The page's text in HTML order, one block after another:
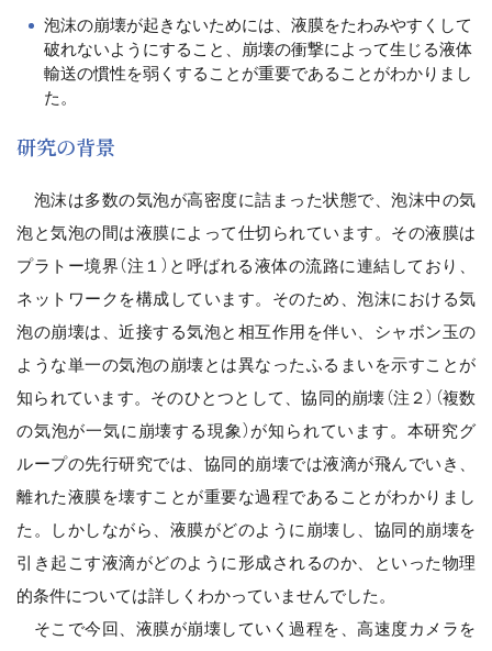
泡沫の崩壊が起きないためには、液膜をたわみやすくして
破れないようにすること、崩壊の衝撃によって生じる液体
輸送の慣性を弱くすることが重要であることがわかりまし
た。
研究の背景
泡沫は多数の気泡が高密度に詰まった状態で、泡沫中の気
泡と気泡の間は液膜によって仕切られています。その液膜は
プラトー境界（注１）と呼ばれる液体の流路に連結しており、
ネットワークを構成しています。そのため、泡沫における気
泡の崩壊は、近接する気泡と相互作用を伴い、シャボン玉の
ような単一の気泡の崩壊とは異なったふるまいを示すことが
知られています。そのひとつとして、協同的崩壊（注２）（複数
の気泡が一気に崩壊する現象）が知られています。本研究グ
ループの先行研究では、協同的崩壊では液滴が飛んでいき、
離れた液膜を壊すことが重要な過程であることがわかりまし
た。しかしながら、液膜がどのように崩壊し、協同的崩壊を
引き起こす液滴がどのように形成されるのか、といった物理
的条件については詳しくわかっていませんでした。
そこで今回、液膜が崩壊していく過程を、高速度カメラを